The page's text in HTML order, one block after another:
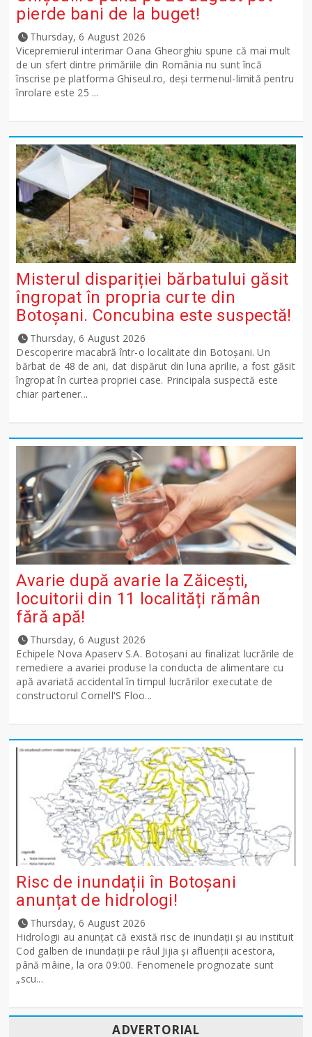
pierde bani de la buget!
Thursday, 6 August 2026
Vicepremierul interimar Oana Gheorghiu spune că mai mult
de un sfert dintre primăriile din România nu sunt încă
înscrise pe platforma Ghiseul.ro, deși termenul-limită pentru
înrolare este 25 ...
Misterul dispariției bărbatului găsit
îngropat în propria curte din
Botoșani. Concubina este suspectă!
Thursday, 6 August 2026
Descoperire macabră într-o localitate din Botoșani. Un
bărbat de 48 de ani, dat dispărut din luna aprilie, a fost găsit
îngropat în curtea propriei case. Principala suspectă este
chiar partener...
Avarie după avarie la Zăicești,
locuitorii din 11 localități rămân
fără apă!
Thursday, 6 August 2026
Echipele Nova Apaserv S.A. Botoșani au finalizat lucrările de
remediere a avariei produse la conducta de alimentare cu
apă avariată accidental în timpul lucrărilor executate de
constructorul Cornell'S Floo...
Risc de inundații în Botoșani
anunțat de hidrologi!
Thursday, 6 August 2026
Hidrologii au anunțat că există risc de inundații și au instituit
Cod galben de inundații pe râul Jijia și afluenții acestora,
până mâine, la ora 09:00. Fenomenele prognozate sunt
„scu...
ADVERTORIAL